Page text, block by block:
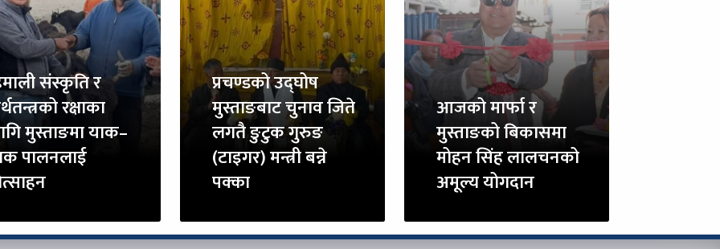
संस्कृति र
रक्षाका
मुस्ताङमा याक–
पालनलाई
प्रचण्डको उद्घोष
मुस्ताङबाट चुनाव जिते
लगतै ङुटुक गुरुङ
(टाइगर) मन्त्री बन्ने
पक्का
आजको मार्फा र
मुस्ताङको बिकासमा
मोहन सिंह लालचनको
अमूल्य योगदान